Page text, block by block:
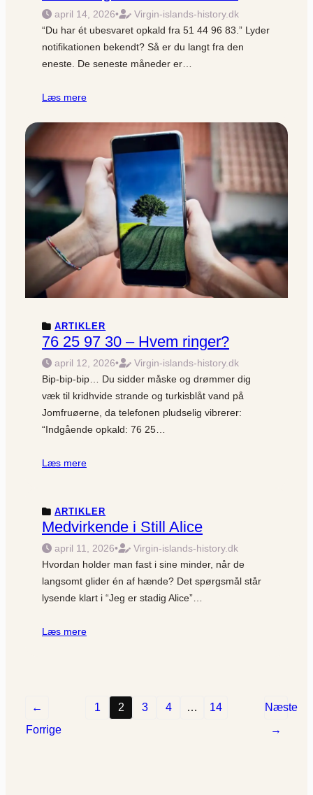
april 14, 2026•
Virgin-islands-history.dk
“Du har ét ubesvaret opkald fra 51 44 96 83.” Lyder
notifikationen bekendt? Så er du langt fra den
eneste. De seneste måneder er…
Læs mere
ARTIKLER
76 25 97 30 – Hvem ringer?
april 12, 2026•
Virgin-islands-history.dk
Bip-bip-bip… Du sidder måske og drømmer dig
væk til kridhvide strande og turkisblåt vand på
Jomfruøerne, da telefonen pludselig vibrerer:
“Indgående opkald: 76 25…
Læs mere
ARTIKLER
Medvirkende i Still Alice
april 11, 2026•
Virgin-islands-history.dk
Hvordan holder man fast i sine minder, når de
langsomt glider én af hænde? Det spørgsmål står
lysende klart i “Jeg er stadig Alice”…
Læs mere
←
Forrige
1 2 3 4 … 14
Næste
→